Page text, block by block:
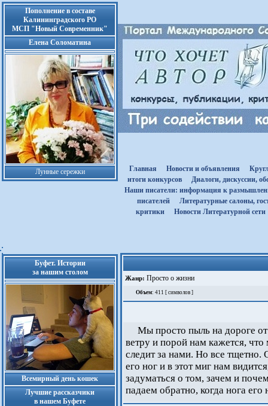
Пополнение в составе
Калининградского РО
МСП "Новый Современник"
Елена Соломатина
Лунные сережки Главная Новости и объявления
итоги конкурсов
Диалоги, дискуссии,
Наши писатели: информация к
писателей
Литературные салоны,
критики
Новости Литературной сети
Буфет. Истории
за нашим столом
Всемирный день кошек
Лучшие рассказчики
в нашем Буфете
Жанр: Просто о жизни
Объем: 411 [ символов ]
Мы просто пыль на дороге
ветру и порой нам кажется,
следит за нами. Но все тщетно.
его ног и в этот миг нам
задуматься о том, зачем и
падаем обратно, когда нога